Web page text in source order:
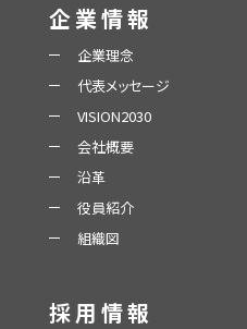
企業情報
企業理念
代表メッセージ
VISION2030
会社概要
沿革
役員紹介
組織図
採用情報